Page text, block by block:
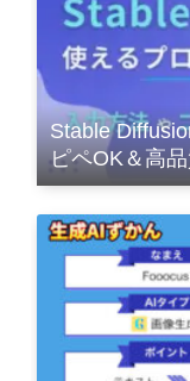
Stable
ピペOK＆高
版